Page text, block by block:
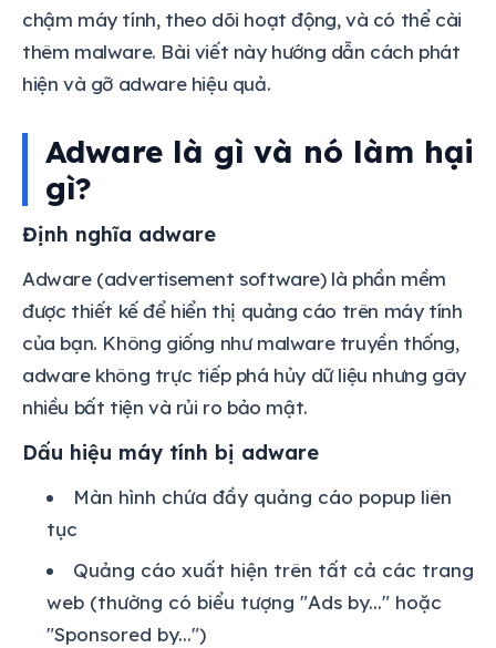
chậm máy tính, theo dõi hoạt động, và có thể cài
thêm malware. Bài viết này hướng dẫn cách phát
hiện và gỡ adware hiệu quả.
Adware là gì và nó làm hại
gì?
Định nghĩa adware
Adware (advertisement software) là phần mềm
được thiết kế để hiển thị quảng cáo trên máy tính
của bạn. Không giống như malware truyền thống,
adware không trực tiếp phá hủy dữ liệu nhưng gây
nhiều bất tiện và rủi ro bảo mật.
Dấu hiệu máy tính bị adware
Màn hình chứa đầy quảng cáo popup liên
tục
Quảng cáo xuất hiện trên tất cả các trang
web (thường có biểu tượng "Ads by..." hoặc
"Sponsored by...")